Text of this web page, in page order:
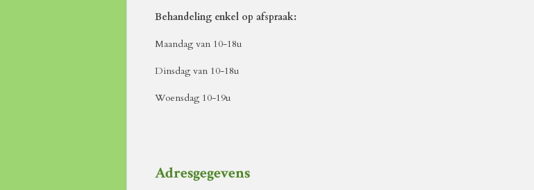
k
a
Behandeling enkel op afspraak:
Maandag van 10-18u
Dinsdag van 10-18u
Woensdag 10-19u
Adresgegevens